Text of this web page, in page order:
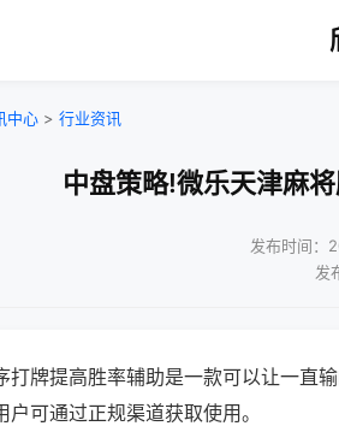
中心 > 行业资讯
中盘策略!微乐天津麻
发布时间：
发
打牌提高胜率辅助是一款可以让一直
户可通过正规渠道获取使用。